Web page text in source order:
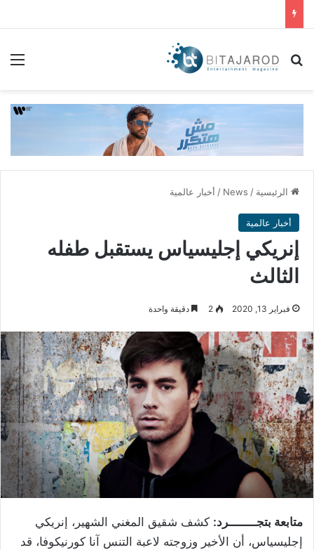
بحث عن
الرئيسية /
News
/ أخبار عالمية
أخبار عالمية
إنريكي إجليسياس يستقبل طفله
الثالث
فبراير 13, 2020 2 دقيقة واحدة
متابعة بتجــــــــرد: كشف شقيق المغني الشهير، إنريكي
إجليسياس، أن الأخير وزوجته لاعبة التنس آنا كورنيكوفا، قد